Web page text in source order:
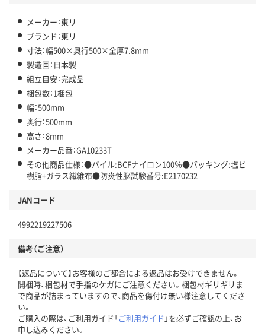
メーカー：東リ
ブランド：東リ
寸法：幅500×奥行500×全厚7.8mm
製造国：日本製
組立目安：完成品
梱包数：1梱包
幅：500mm
奥行：500mm
高さ：8mm
メーカー品番：GA10233T
その他商品仕様：●パイル:BCFナイロン100％●バッキング:塩ビ
樹脂+ガラス繊維布●防炎性脳試験番号:E2170232
JANコード
4992219227506
備考（ご注意）
【返品について】お客様のご都合による返品はお受けできません。
開梱時、梱包材で手指のケガにご注意ください。梱包材ギリギリま
で商品が詰まっていますので、商品を傷付け無い様注意してくださ
い。
ご購入の際は、ご利用ガイド「ご利用ガイド 」を必ずご確認の上、お
申し込みください。